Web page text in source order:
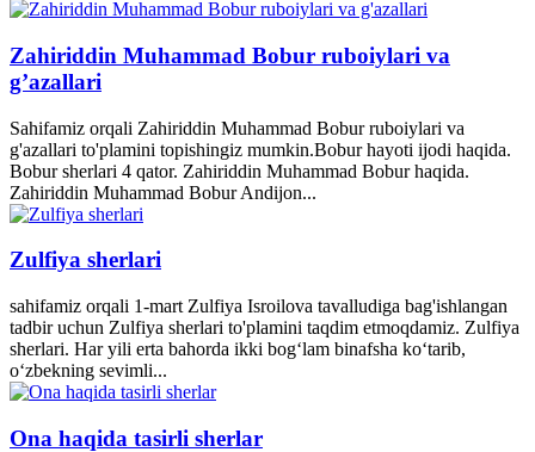
Zahiriddin Muhammad Bobur ruboiylari va
g’azallari
Sahifamiz orqali Zahiriddin Muhammad Bobur ruboiylari va
g'azallari to'plamini topishingiz mumkin.Bobur hayoti ijodi haqida.
Bobur sherlari 4 qator. Zahiriddin Muhammad Bobur haqida.
Zahiriddin Muhammad Bobur Andijon...
Zulfiya sherlari
sahifamiz orqali 1-mart Zulfiya Isroilova tavalludiga bag'ishlangan
tadbir uchun Zulfiya sherlari to'plamini taqdim etmoqdamiz. Zulfiya
sherlari. Har yili erta bahorda ikki bogʻlam binafsha koʻtarib,
oʻzbekning sevimli...
Ona haqida tasirli sherlar